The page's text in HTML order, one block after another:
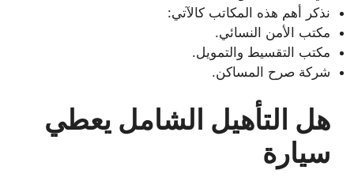
نذكر أهم هذه المكاتب كالآتي:
مكتب الأمن النسائي.
مكتب التقسيط والتمويل.
شركة صرح المساكن.
هل التأهيل الشامل يعطي
سيارة